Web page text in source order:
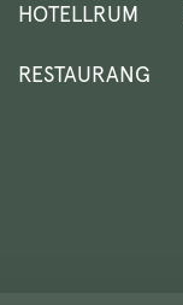
HOTELLRUM
RESTAURANG